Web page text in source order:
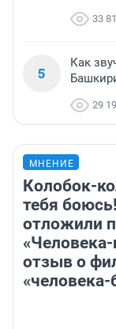
33
5
Как
29
МНЕНИЕ
Колобок-
тебя
отложили
отзыв о
«человека-